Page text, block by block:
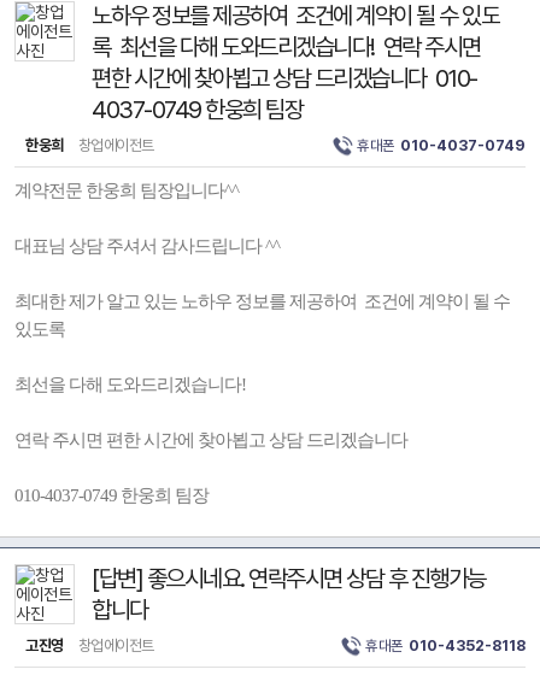
노하우 정보를 제공하여 조건에 계약이 될 수 있도
록 최선을 다해 도와드리겠습니다! 연락 주시면
편한 시간에 찾아뵙고 상담 드리겠습니다 010-
4037-0749 한웅희 팀장
한웅희 창업에이전트 휴대폰 010-4037-0749
계약전문 한웅희 팀장입니다^^
대표님 상담 주셔서 감사드립니다 ^^
최대한 제가 알고 있는 노하우 정보를 제공하여 조건에 계약이 될 수
있도록
최선을 다해 도와드리겠습니다!
연락 주시면 편한 시간에 찾아뵙고 상담 드리겠습니다
010-4037-0749 한웅희 팀장
[답변] 좋으시네요. 연락주시면 상담 후 진행가능
합니다
고진영 창업에이전트 휴대폰 010-4352-8118